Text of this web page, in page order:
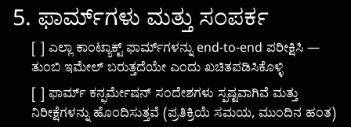
5. ಫಾರ್ಮ್‌ಗಳು ಮತ್ತು ಸಂಪರ್ಕ
[ ] ಎಲ್ಲಾ ಕಾಂಟ್ಯಾಕ್ಟ್ ಫಾರ್ಮ್‌ಗಳನ್ನು end-to-end ಪರೀಕ್ಷಿಸಿ —
ತುಂಬಿ ಇಮೇಲ್ ಬರುತ್ತದೆಯೇ ಎಂದು ಖಚಿತಪಡಿಸಿಕೊಳ್ಳಿ
[ ] ಫಾರ್ಮ್ ಕನ್ಫರ್ಮೇಷನ್ ಸಂದೇಶಗಳು ಸ್ಪಷ್ಟವಾಗಿವೆ ಮತ್ತು
ನಿರೀಕ್ಷೆಗಳನ್ನು ಹೊಂದಿಸುತ್ತವೆ (ಪ್ರತಿಕ್ರಿಯೆ ಸಮಯ, ಮುಂದಿನ ಹಂತ)